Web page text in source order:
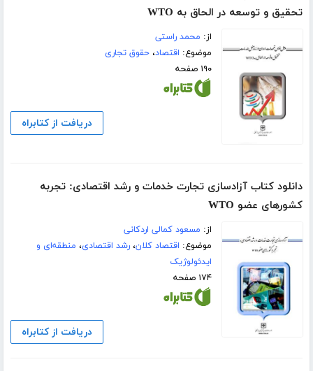
تحقیق و توسعه در الحاق به WTO
از: محمد راستی
موضوع: اقتصاد،حقوق تجاری
۱۹۰ صفحه
دریافت از کتابراه
دانلود کتاب آزادسازی تجارت خدمات و رشد اقتصادی: تجربه
کشورهای عضو WTO
از: مسعود کمالی اردکانی
موضوع: اقتصاد کلان،رشد اقتصادی، منطقه‌ای و
ایدئولوژیک
۱۷۴ صفحه
دریافت از کتابراه